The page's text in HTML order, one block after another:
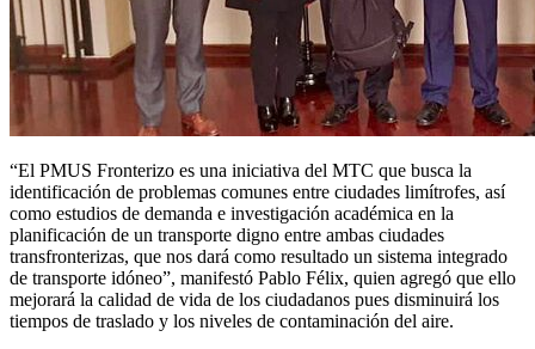
“El PMUS Fronterizo es una iniciativa del MTC que busca la
identificación de problemas comunes entre ciudades limítrofes, así
como estudios de demanda e investigación académica en la
planificación de un transporte digno entre ambas ciudades
transfronterizas, que nos dará como resultado un sistema integrado
de transporte idóneo”, manifestó Pablo Félix, quien agregó que ello
mejorará la calidad de vida de los ciudadanos pues disminuirá los
tiempos de traslado y los niveles de contaminación del aire.